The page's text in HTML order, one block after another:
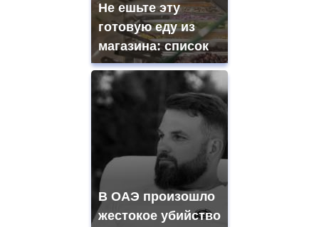
Не ешьте эту
готовую еду из
магазина: список
В ОАЭ произошло
жестокое убийство